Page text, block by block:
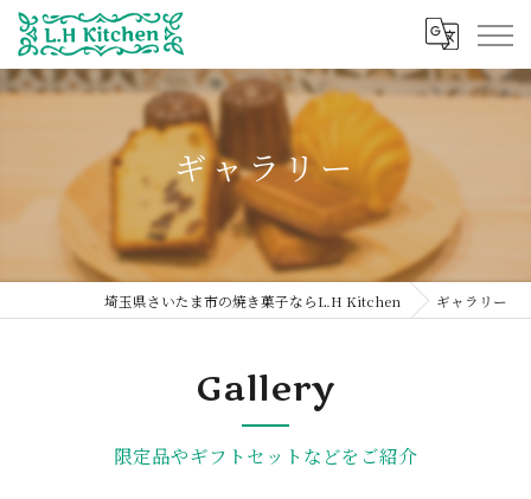
ギャラリー
埼玉県さいたま市の焼き菓子ならL.H Kitchen ギャラリー
Gallery
限定品やギフトセットなどをご紹介